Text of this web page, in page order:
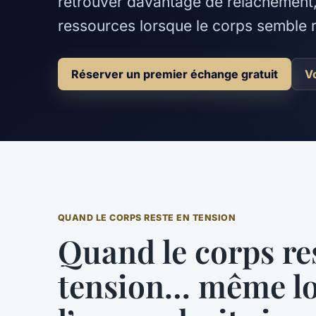
ressources lorsque le corps semble
Réserver un premier échange gratuit
QUAND LE CORPS RESTE EN TENSION
Quand le corps
tension… même